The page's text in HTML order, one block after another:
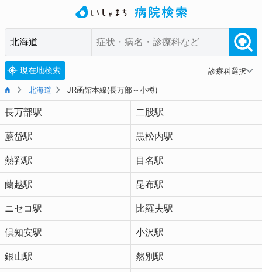
現在地検索 診療科選択
北海道 JR函館本線(長万部～小樽)
長万部駅 二股駅
蕨岱駅 黒松内駅
熱郛駅 目名駅
蘭越駅 昆布駅
ニセコ駅 比羅夫駅
倶知安駅 小沢駅
銀山駅 然別駅